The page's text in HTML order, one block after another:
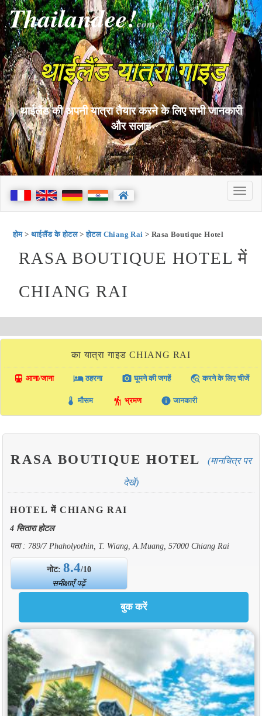
Thailandee!com
थाईलैंड यात्रा गाइड
थाईलैंड की अपनी यात्रा तैयार करने के लिए सभी जानकारी
और सलाह
होम>थाईलैंड के होटल>होटल Chiang Rai > Rasa Boutique Hotel
RASA BOUTIQUE HOTEL में
CHIANG RAI
का यात्रा गाइड CHIANG RAI
directions_transit आना/जाना local_hotelठहरना photo_camera घूमने की जगहें travel_explore करने के लिए चीजें
thermostat मौसम hiking भ्रमण info जानकारी
RASA BOUTIQUE HOTEL (मानचित्र पर
देखें)
HOTEL में CHIANG RAI
4 सितारा होटल
पता : 789/7 Phaholyothin, T. Wiang, A.Muang, 57000 Chiang Rai
नोट: 8.4/10
समीक्षाएँ पढ़ें